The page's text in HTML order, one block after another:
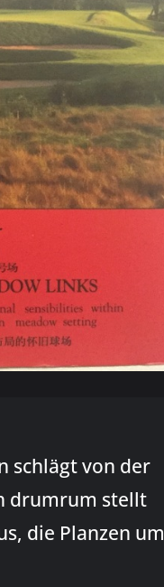
schlägt von der
drumrum stellt
die Planzen um